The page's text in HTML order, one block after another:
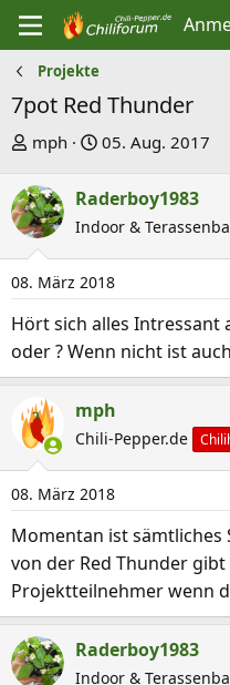
Projekte
7pot Red Thunder
E
s
t
e
l
e
r
mph
E
s
t
l
l
t
a
m
05. Aug. 2017
Raderboy1983
Indoor &
08. März 2018
Hört sich alles Intressant
oder ? Wenn nicht ist
mph
Chili-Pepper.de
08. März 2018
Momentan ist sämtliches
von der Red Thunder
Projektteilnehmer wenn
Raderboy1983
Indoor &